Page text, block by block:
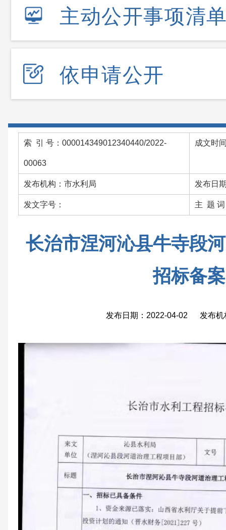
主动公开事项清
依申请公开
索 引 号：000014349012340440/2022-
00063
成文时
发布机构：市水利局 发布日
发文字号： 主 题 词
长治市涅河沁县牛寺段
招标备案
发布日期：2022-04-02 发布机